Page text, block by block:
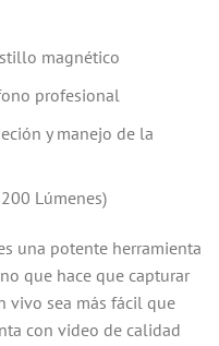
magnético
profesional
y manejo de la
Lúmenes)
una potente herramienta
que hace que capturar
vivo sea más fácil que
con video de calidad